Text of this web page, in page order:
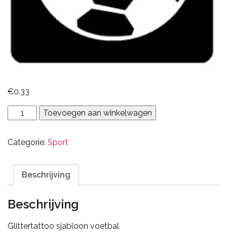
€0.33
voetbal
aantal
Toevoegen aan winkelwagen
Categorie: Sport
Beschrijving
Beschrijving
Glittertattoo sjabloon voetbal